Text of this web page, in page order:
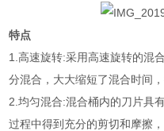
特点
1.高速旋转:采用高速旋转的混
分混合，大大缩短了混合时间
2.均匀混合:混合桶内的刀片具
过程中得到充分的剪切和摩擦